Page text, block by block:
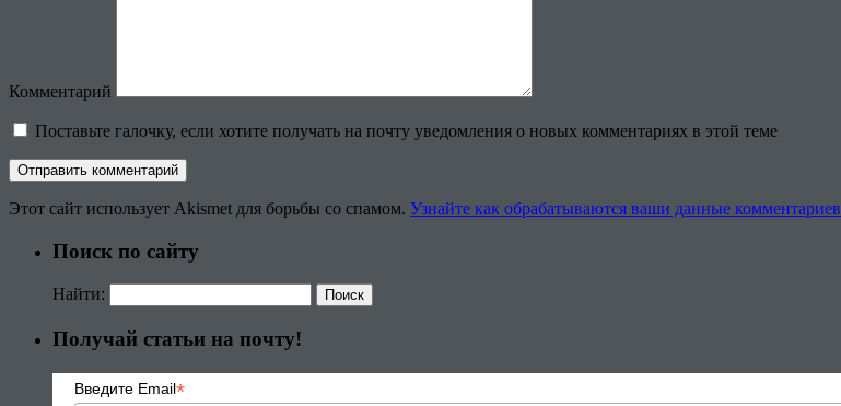
Комментарий
Поставьте галочку, если хотите получать на почту уведомления о новых комментариях в этой теме
Этот сайт использует Akismet для борьбы со спамом. Узнайте как обрабатываются ваши данные комментариев
Поиск по сайту
Найти:
Получай статьи на почту!
Введите Email*